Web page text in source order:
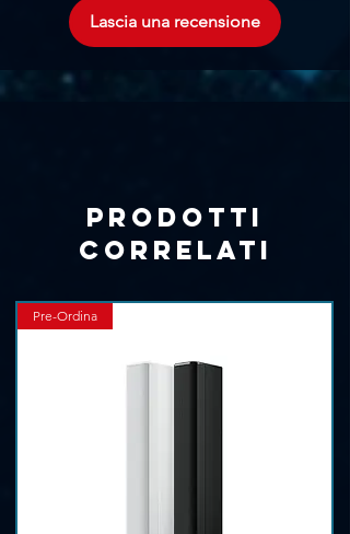
Lascia una recensione
Prodotti
correlati
Pre-Ordina